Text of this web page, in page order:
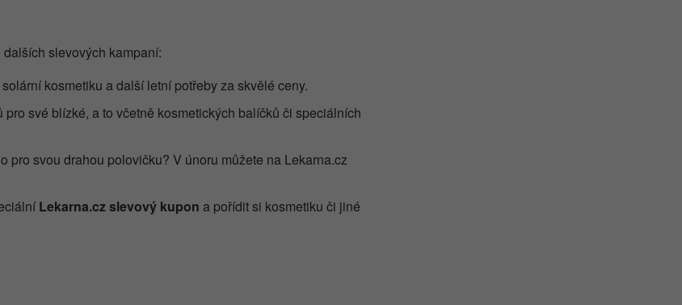
slevových kampaní:
kosmetiku a další letní potřeby za skvělé ceny.
pro své blízké, a to včetně kosmetických balíčků či speciálních
pro svou drahou polovičku? V únoru můžete na Lekarna.cz
Lekarna.cz slevový kupon a pořídit si kosmetiku či jiné